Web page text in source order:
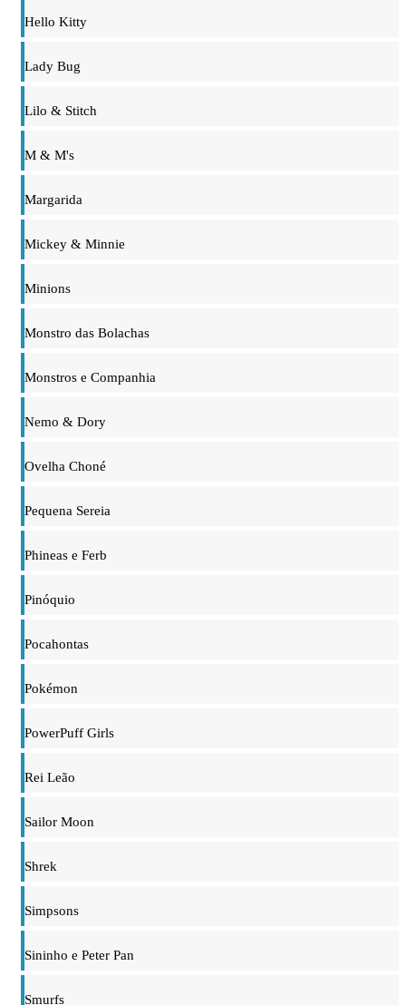
Hello Kitty
Lady Bug
Lilo & Stitch
M & M's
Margarida
Mickey & Minnie
Minions
Monstro das Bolachas
Monstros e Companhia
Nemo & Dory
Ovelha Choné
Pequena Sereia
Phineas e Ferb
Pinóquio
Pocahontas
Pokémon
PowerPuff Girls
Rei Leão
Sailor Moon
Shrek
Simpsons
Sininho e Peter Pan
Smurfs